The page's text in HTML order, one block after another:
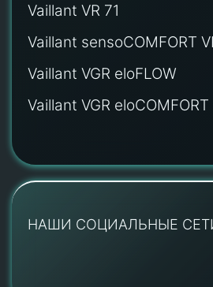
Vaillant VR 71
Vaillant sensoCOMFORT
Vaillant VGR eloFLOW
Vaillant VGR eloCOMFORT
НАШИ СОЦИАЛЬНЫЕ